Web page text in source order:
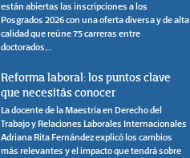
están abiertas las inscripciones a los
Posgrados 2026 con una oferta diversa y de alta
calidad que reúne 75 carreras entre
doctorados,...
Reforma laboral: los puntos clave
que necesitás conocer
La docente de la Maestría en Derecho del
Trabajo y Relaciones Laborales Internacionales
Adriana Rita Fernández explicó los cambios
más relevantes y el impacto que tendrá sobre